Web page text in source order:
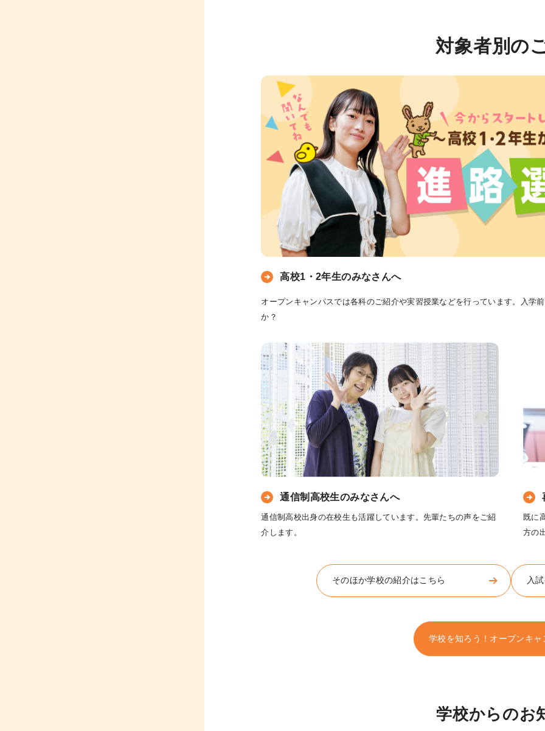
対象者別の
高校1・2年生のみなさんへ
オープンキャンパスでは各科のご紹介や実習授業などを行っています。入学
か？
通信制高校生のみなさんへ
通信制高校出身の在校生も活躍しています。先輩たちの声をご紹
介します。
既に
方の
そのほか学校の紹介はこちら 入
学校を知ろう！オープンキャ
学校からのお